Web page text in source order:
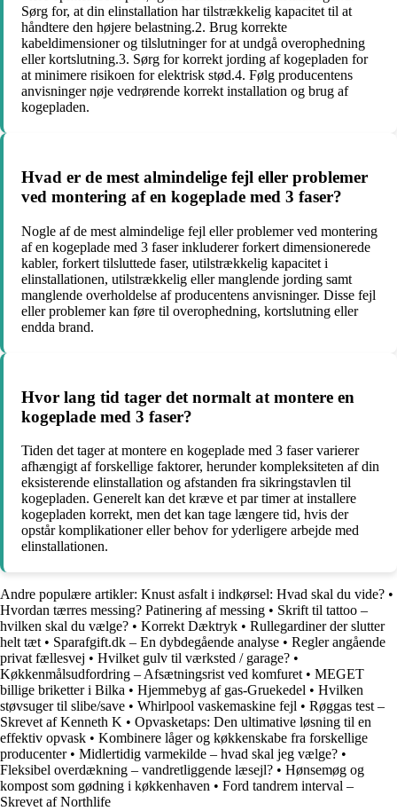
Sørg for, at din elinstallation har tilstrækkelig kapacitet til at
håndtere den højere belastning.2. Brug korrekte
kabeldimensioner og tilslutninger for at undgå overophedning
eller kortslutning.3. Sørg for korrekt jording af kogepladen for
at minimere risikoen for elektrisk stød.4. Følg producentens
anvisninger nøje vedrørende korrekt installation og brug af
kogepladen.
Hvad er de mest almindelige fejl eller problemer
ved montering af en kogeplade med 3 faser?
Nogle af de mest almindelige fejl eller problemer ved montering
af en kogeplade med 3 faser inkluderer forkert dimensionerede
kabler, forkert tilsluttede faser, utilstrækkelig kapacitet i
elinstallationen, utilstrækkelig eller manglende jording samt
manglende overholdelse af producentens anvisninger. Disse fejl
eller problemer kan føre til overophedning, kortslutning eller
endda brand.
Hvor lang tid tager det normalt at montere en
kogeplade med 3 faser?
Tiden det tager at montere en kogeplade med 3 faser varierer
afhængigt af forskellige faktorer, herunder kompleksiteten af din
eksisterende elinstallation og afstanden fra sikringstavlen til
kogepladen. Generelt kan det kræve et par timer at installere
kogepladen korrekt, men det kan tage længere tid, hvis der
opstår komplikationer eller behov for yderligere arbejde med
elinstallationen.
Andre populære artikler: Knust asfalt i indkørsel: Hvad skal du vide? •
Hvordan tærres messing? Patinering af messing • Skrift til tattoo –
hvilken skal du vælge? • Korrekt Dæktryk • Rullegardiner der slutter
helt tæt • Sparafgift.dk – En dybdegående analyse • Regler angående
privat fællesvej • Hvilket gulv til værksted / garage? •
Køkkenmålsudfordring – Afsætningsrist ved komfuret • MEGET
billige briketter i Bilka • Hjemmebyg af gas-Gruekedel • Hvilken
støvsuger til slibe/save • Whirlpool vaskemaskine fejl • Røggas test –
Skrevet af Kenneth K • Opvasketaps: Den ultimative løsning til en
effektiv opvask • Kombinere låger og køkkenskabe fra forskellige
producenter• Midlertidig varmekilde – hvad skal jeg vælge? •
Fleksibel overdækning – vandretliggende læsejl? • Hønsemøg og
kompost som gødning i køkkenhaven • Ford tandrem interval –
Skrevet af Northlife